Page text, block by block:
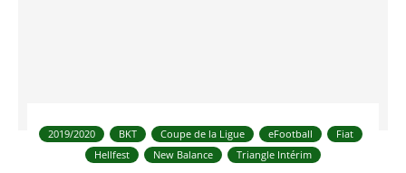
2019/2020 BKT Coupe de la Ligue eFootball
Fiat
Hellfest
New Balance Triangle Intérim